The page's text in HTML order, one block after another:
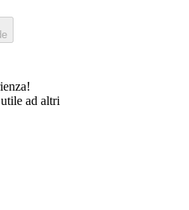
ad altri